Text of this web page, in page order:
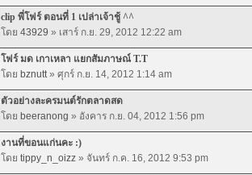
clip พี่โฟร์ ตอนที่ 1 เปล่าเจ้าชู้ ^^
โดย 43929 » เสาร์ ก.ย. 29, 2012 12:22 am
โฟร์ มด เกาเหลา แยกสัมภาษณ์ T.T
โดย bznutt» ศุกร์ ก.ย. 14, 2012 1:14 am
ตัวอย่างละครมนต์รักตลาดสด
โดย beeranong » อังคาร ก.ย. 04, 2012 1:56 pm
งานที่ขอนแก่นคะ :)
โดย tippy_n_oizz » จันทร์ ก.ค. 16, 2012 9:53 pm